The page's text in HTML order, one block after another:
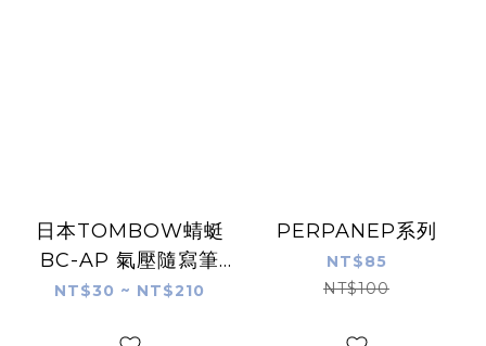
日本TOMBOW蜻蜓
BC-AP 氣壓隨寫筆
AirPress
NT$30 ~ NT$210
PERPANEP系列
NT$85
NT$100